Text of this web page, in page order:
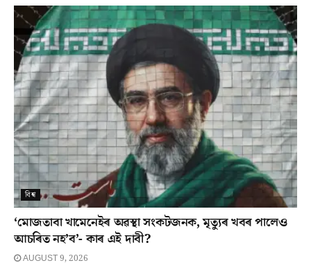
বিশ্ব
‘মোজতাবা খামেনেইৰ অৱস্থা সংকটজনক, মৃত্যুৰ খবৰ পালেও
আচৰিত নহ’ব’- কাৰ এই দাবী?
AUGUST 9, 2026